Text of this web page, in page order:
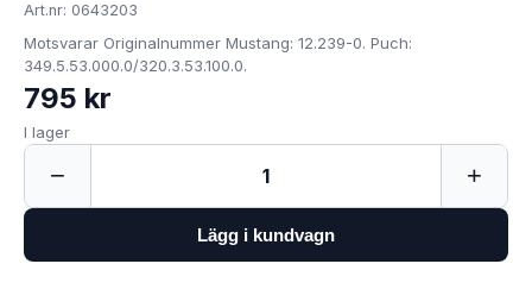
Art.nr: 0643203
Motsvarar Originalnummer Mustang: 12.239-0. Puch:
349.5.53.000.0/320.3.53.100.0.
795 kr
I lager
− 1 +
Lägg i kundvagn